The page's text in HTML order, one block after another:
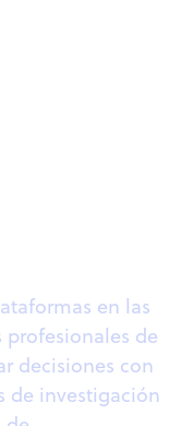
en las
de
decisiones con
de investigación